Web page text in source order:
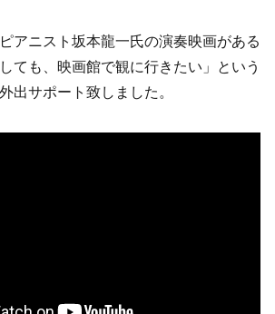
アニスト坂本龍一氏の演奏映画がある
ても、映画館で観に行きたい」という
出サポート致しました。